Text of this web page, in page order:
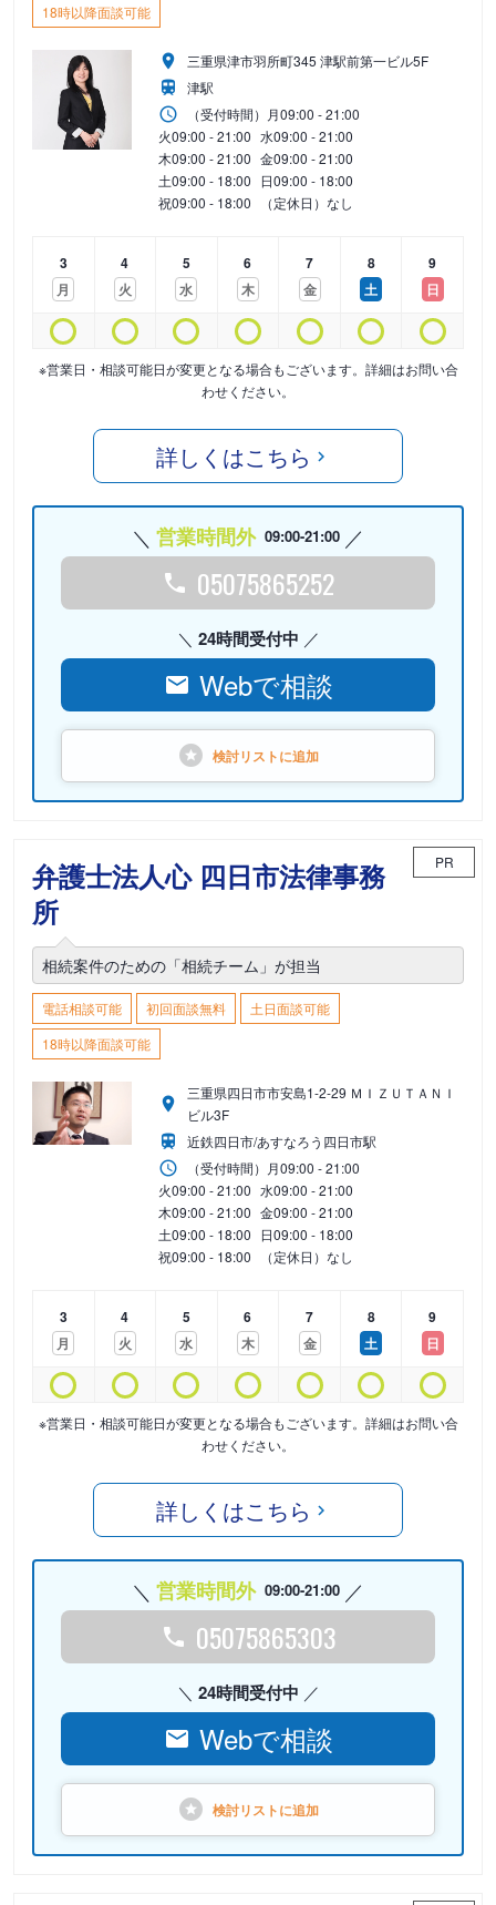
18時以降面談可能
三重県津市羽所町345 津駅前第一ビル5F
津駅
（受付時間） 月09:00 - 21:00
火09:00 - 21:00 水09:00 - 21:00
木09:00 - 21:00 金09:00 - 21:00
土09:00 - 18:00 日09:00 - 18:00
祝09:00 - 18:00 （定休日）なし
3
月
4
火
5
水
6
木
7
金
8
土
9
日
※営業日・相談可能日が変更となる場合もございます。詳細はお問い合
わせください。
詳しくはこちら
営業時間外 09:00-21:00
05075865252
24時間受付中
Webで相談
検討リストに追加
弁護士法人心 四日市法律事務
所
PR
相続案件のための「相続チーム」が担当
電話相談可能 初回面談無料
土日面談可能
18時以降面談可能
三重県四日市市安島1-2-29 ＭＩＺＵＴＡＮＩ
ビル3F
近鉄四日市/あすなろう四日市駅
（受付時間） 月09:00 - 21:00
火09:00 - 21:00 水09:00 - 21:00
木09:00 - 21:00 金09:00 - 21:00
土09:00 - 18:00 日09:00 - 18:00
祝09:00 - 18:00 （定休日）なし
3
月
4
火
5
水
6
木
7
金
8
土
9
日
※営業日・相談可能日が変更となる場合もございます。詳細はお問い合
わせください。
詳しくはこちら
営業時間外 09:00-21:00
05075865303
24時間受付中
Webで相談
検討リストに追加